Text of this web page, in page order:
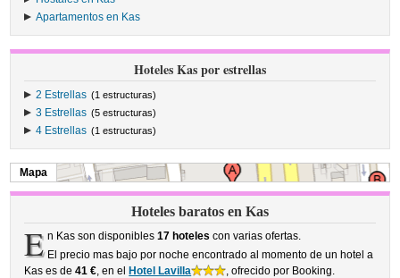
Apartamentos en Kas
Hoteles Kas por estrellas
2 Estrellas (1 estructuras)
3 Estrellas (5 estructuras)
4 Estrellas (1 estructuras)
Mapa
Hoteles baratos en Kas
E n Kas son disponibles 17 hoteles con varias ofertas.
El precio mas bajo por noche encontrado al momento de un hotel a
Kas es de41 €, en el Hotel Lavilla
, ofrecido por Booking.